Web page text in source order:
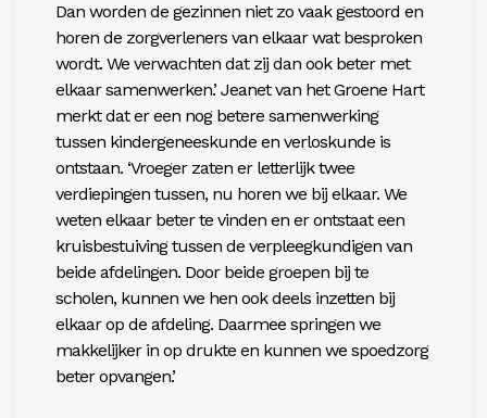
Dan worden de gezinnen niet zo vaak gestoord en
horen de zorgverleners van elkaar wat besproken
wordt. We verwachten dat zij dan ook beter met
elkaar samenwerken.’ Jeanet van het Groene Hart
merkt dat er een nog betere samenwerking
tussen kindergeneeskunde en verloskunde is
ontstaan. ‘Vroeger zaten er letterlijk twee
verdiepingen tussen, nu horen we bij elkaar. We
weten elkaar beter te vinden en er ontstaat een
kruisbestuiving tussen de verpleegkundigen van
beide afdelingen. Door beide groepen bij te
scholen, kunnen we hen ook deels inzetten bij
elkaar op de afdeling. Daarmee springen we
makkelijker in op drukte en kunnen we spoedzorg
beter opvangen.’